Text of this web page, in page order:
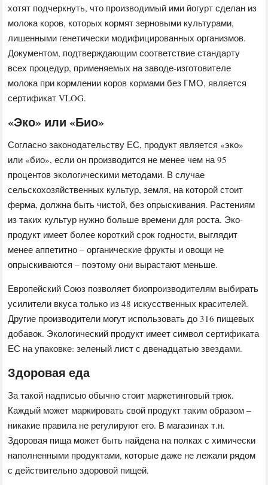
хотят подчеркнуть, что производимый ими йогурт сделан из
молока коров, которых кормят зерновыми культурами,
лишенными генетически модифицированных организмов.
Документом, подтверждающим соответствие стандарту
всех процедур, применяемых на заводе-изготовителе
молока при кормлении коров кормами без ГМО, является
сертификат VLOG.
«Эко» или «Био»
Согласно законодательству ЕС, продукт является «эко»
или «био», если он производится не менее чем на 95
процентов экологическими методами. В случае
сельскохозяйственных культур, земля, на которой стоит
ферма, должна быть чистой, без опрыскивания. Растениям
из таких культур нужно больше времени для роста. Эко-
продукт имеет более короткий срок годности, выглядит
менее аппетитно – органические фрукты и овощи не
опрыскиваются – поэтому они вырастают меньше.
Европейский Союз позволяет биопроизводителям выбирать
усилители вкуса только из 48 искусственных красителей.
Другие производители могут использовать до 316 пищевых
добавок. Экологический продукт имеет символ сертификата
ЕС на упаковке: зеленый лист с двенадцатью звездами.
Здоровая еда
За такой надписью обычно стоит маркетинговый трюк.
Каждый может маркировать свой продукт таким образом –
никакие правила не регулируют его. В магазинах т.н.
Здоровая пища может быть найдена на полках с химически
наполненными продуктами, которые даже не лежали рядом
с действительно здоровой пищей.